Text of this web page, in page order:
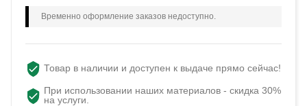
Временно оформление заказов недоступно.
Товар в наличии и доступен к выдаче прямо сейчас!
При использовании наших материалов - скидка 30%
на услуги.